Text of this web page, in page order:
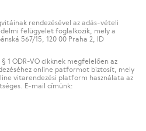
rendezésével az adás-vételi
felügyelet foglalkozik, mely a
567/15, 120 00 Praha 2, ID
1 ODR-VO cikknek megfelelően az
online patformot biztosít, mely
vitarendezési platform használata az
E-mail címünk: